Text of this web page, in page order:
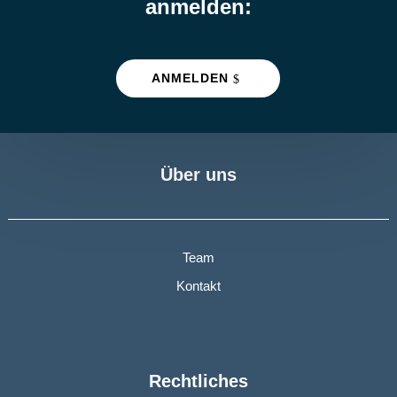
anmelden:
ANMELDEN
Über uns
Team
Kontakt
Rechtliches